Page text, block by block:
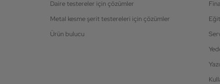
Daire testereler için çözümler
Metal kesme şerit testereleri için çözümler
Ürün bulucu